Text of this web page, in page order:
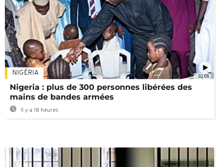
02:08
NIGÉRIA
Nigeria : plus de 300 personnes libérées des
mains de bandes armées
Il y a 18 heures